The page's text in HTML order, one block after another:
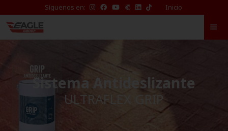
Síguenos en:
TikTok
de
Inicio
Sistema Antideslizante
ULTRAFLEX GRIP